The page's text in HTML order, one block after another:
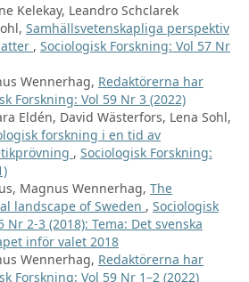
Kelekay, Leandro Schclarek
Samhällsvetenskapliga perspektiv
, Sociologisk Forskning: Vol 57 Nr
Wennerhag, Redaktörerna har
Forskning: Vol 59 Nr 3 (2022)
Eldén, David Wästerfors, Lena Sohl,
forskning i en tid av
, Sociologisk Forskning:
Magnus Wennerhag, The
landscape of Sweden , Sociologisk
Nr 2-3 (2018): Tema: Det svenska
inför valet 2018
Wennerhag, Redaktörerna har
Forskning: Vol 59 Nr 1–2 (2022)